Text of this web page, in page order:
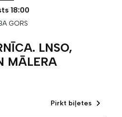
18:00
GORS
LNSO,
MĀLERA
Pirkt biļetes